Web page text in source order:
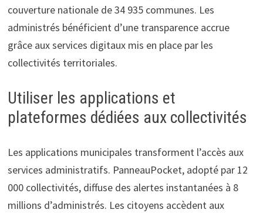
couverture nationale de 34 935 communes. Les
administrés bénéficient d’une transparence accrue
grâce aux services digitaux mis en place par les
collectivités territoriales.
Utiliser les applications et
plateformes dédiées aux collectivités
Les applications municipales transforment l’accès aux
services administratifs. PanneauPocket, adopté par 12
000 collectivités, diffuse des alertes instantanées à 8
millions d’administrés. Les citoyens accèdent aux